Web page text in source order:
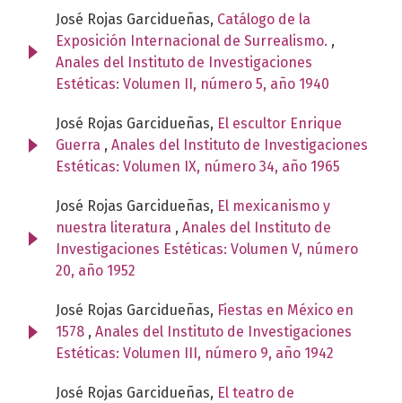
José Rojas Garcidueñas, Catálogo de la
Exposición Internacional de Surrealismo. ,
Anales del Instituto de Investigaciones
Estéticas: Volumen II, número 5, año 1940
José Rojas Garcidueñas, El escultor Enrique
Guerra , Anales del Instituto de Investigaciones
Estéticas: Volumen IX, número 34, año 1965
José Rojas Garcidueñas, El mexicanismo y
nuestra literatura , Anales del Instituto de
Investigaciones Estéticas: Volumen V, número
20, año 1952
José Rojas Garcidueñas, Fiestas en México en
1578 , Anales del Instituto de Investigaciones
Estéticas: Volumen III, número 9, año 1942
José Rojas Garcidueñas, El teatro de